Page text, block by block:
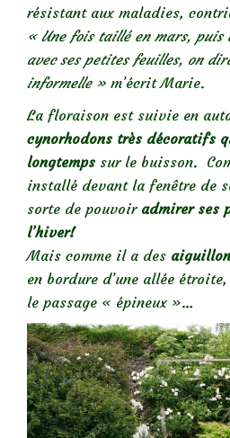
résistant aux maladies,
« Une fois taillé en mars, puis
avec ses petites feuilles, on
informelle » m’écrit Marie.
La floraison est suivie en
cynorhodons très décoratifs
longtemps sur le buisson.
installé devant la fenêtre de
sorte de pouvoir admirer ses
l’hiver!
Mais comme il a des
en bordure d’une allée
le passage « épineux »…